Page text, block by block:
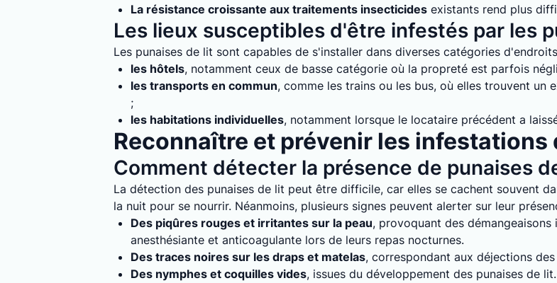
La résistance croissante aux traitements insecticides existants rend plus
Les lieux susceptibles d'être infestés par les
Les punaises de lit sont capables de s'installer dans diverses catégories
les hôtels, notamment ceux de basse catégorie où la propreté est parfois
les transports en commun, comme les trains ou les bus, où elles trouvent
;
les habitations individuelles, notamment lorsque le locataire précédent a
Reconnaître et prévenir les infestations
Comment détecter la présence de punaises
La détection des punaises de lit peut être difficile, car elles se cachent souvent
la nuit pour se nourrir. Néanmoins, plusieurs signes peuvent alerter sur leur
Des piqûres rouges et irritantes sur la peau, provoquant des
anesthésiante et anticoagulante lors de leurs repas nocturnes.
Des traces noires sur les draps et matelas, correspondant aux déjections
Des nymphes et coquilles vides, issues du développement des punaises de lit.